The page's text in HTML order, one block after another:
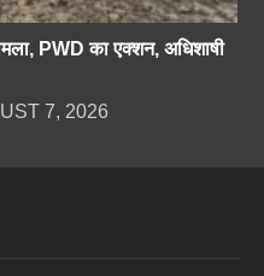
PWD का एक्शन, अधिशाषी
7, 2026